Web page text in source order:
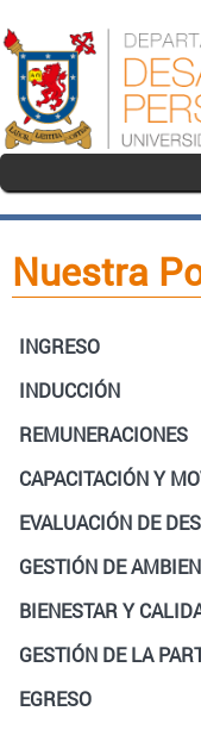
Nuestra
INGRESO
INDUCCIÓN
REMUNERACIONES
CAPACITACIÓN Y
EVALUACIÓN DE
GESTIÓN DE
BIENESTAR Y
GESTIÓN DE LA
EGRESO